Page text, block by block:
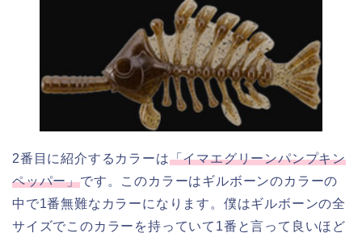
2番目に紹介するカラーは「イマエグリーンパンプキン
ペッパー」です。このカラーはギルボーンのカラーの
中で1番無難なカラーになります。僕はギルボーンの全
サイズでこのカラーを持っていて1番と言って良いほど